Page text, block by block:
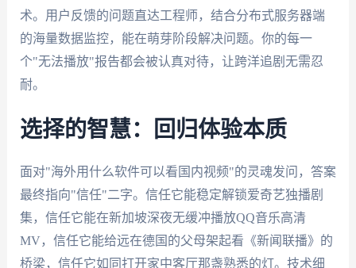
术。用户反馈的问题直达工程师，结合分布式服务器端
的海量数据监控，能在萌芽阶段解决问题。你的每一
个"无法播放"报告都会被认真对待，让跨洋追剧无需忍
耐。
选择的智慧：回归体验本质
面对"海外用什么软件可以看国内视频"的灵魂发问，答案
最终指向"信任"二字。信任它能稳定解锁爱奇艺独播剧
集，信任它能在新加坡深夜无缓冲播放QQ音乐高清
MV，信任它能给远在德国的父母架起看《新闻联播》的
桥梁，信任它如同打开家中客厅那盏熟悉的灯。技术细